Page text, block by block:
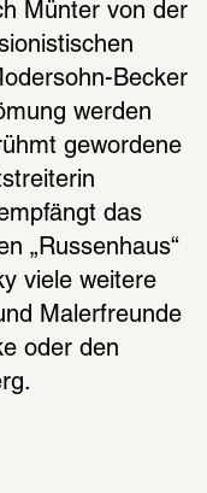
Münter von der
Becker
werden
gewordene
das
„Russenhaus“
viele weitere
Malerfreunde
oder den